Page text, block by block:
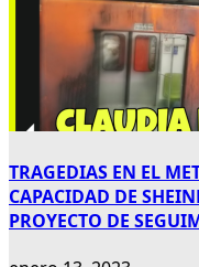
TRAGEDIAS EN EL
CAPACIDAD DE
PROYECTO DE